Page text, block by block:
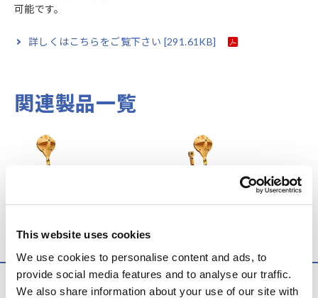
This website uses cookies
We use cookies to personalise content and ads, to
provide social media features and to analyse our traffic.
We also share information about your use of our site with
可能です。
詳しくはこちらをご覧下さい [291.61KB]
関連製品一覧
Next
計測知識